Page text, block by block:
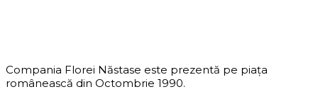
Compania Florei Năstase este prezentă pe piața
românească din Octombrie 1990.